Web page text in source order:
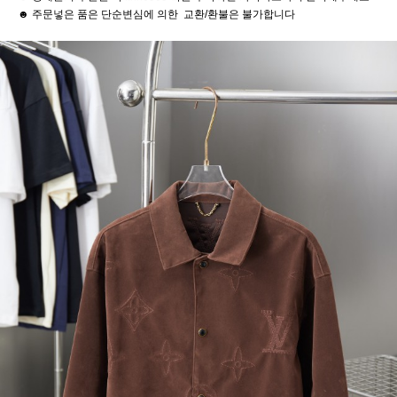
☻ 주문넣은 품은 단순변심에 의한 교환/환불은 불가합니다